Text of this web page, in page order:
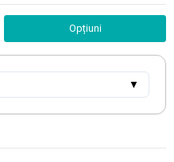
Opțiuni
▼